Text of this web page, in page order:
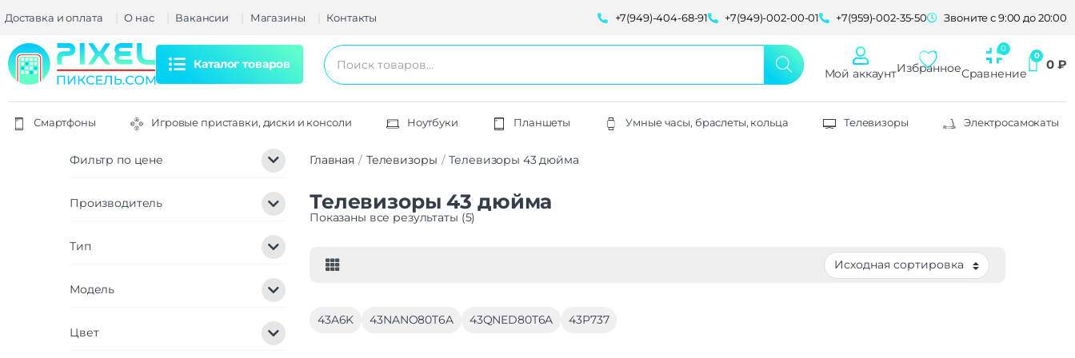
Доставка и оплата О нас Вакансии Магазины Контакты +7(949)-404-68-91 +7(949)-002-00-01 +7(959)-002-35-50 Звоните с 9:00 до 20:00
Каталог товаров
Мой аккаунтИзбранноеСравнение
0 ₽
Смартфоны Игровые приставки, диски и консоли Ноутбуки Планшеты Умные часы, браслеты, кольца Телевизоры Электросамокаты
Главная Телевизоры Телевизоры 43 дюйма
Телевизоры 43 дюйма
Показаны все результаты (5)
43A6K 43NANO80T6A 43QNED80T6A 43P737
Фильтр по цене
Производитель
Тип
Модель
Цвет